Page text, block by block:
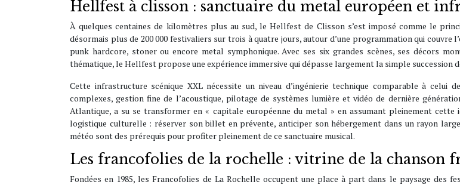
Hellfest à clisson : sanctuaire du metal européen et
À quelques centaines de kilomètres plus au sud, le Hellfest de Clisson s’est imposé comme le
désormais plus de 200 000 festivaliers sur trois à quatre jours, autour d’une programmation qui couvre
punk hardcore, stoner ou encore metal symphonique. Avec ses six grandes scènes, ses décors
thématique, le Hellfest propose une expérience immersive qui dépasse largement la simple succession
Cette infrastructure scénique XXL nécessite un niveau d’ingénierie technique comparable à
complexes, gestion fine de l’acoustique, pilotage de systèmes lumière et vidéo de dernière
Atlantique, a su se transformer en « capitale européenne du metal » en assumant pleinement
logistique culturelle : réserver son billet en prévente, anticiper son hébergement dans un rayon
météo sont des prérequis pour profiter pleinement de ce sanctuaire musical.
Les francofolies de la rochelle : vitrine de la chanson
Fondées en 1985, les Francofolies de La Rochelle occupent une place à part dans le paysage des